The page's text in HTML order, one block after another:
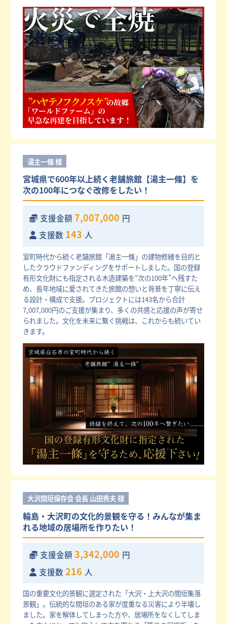
湯主一條 様
宮城県で600年以上続く老舗旅館【湯主一條】を
次の100年につなぐ改修をしたい！
支援金額 7,007,000 円
支援数 143 人
室町時代から続く老舗旅館「湯主一條」の建物修繕を目的と
したクラウドファンディングをサポートしました。国の登録
有形文化財にも指定される木造建築を“次の100年”へ残すた
め、長年地域に愛されてきた旅館の想いと背景を丁寧に伝え
る設計・構成で支援。プロジェクトには143名から合計
7,007,000円のご支援が集まり、多くの共感と応援の声が寄せ
られました。文化を未来に繋ぐ挑戦は、これからも続いてい
きます。
大沢間垣保存会 会長 山田秀夫 様
輪島・大沢町の文化的景観を守る！みんなが集ま
れる地域の居場所を作りたい！
支援金額 3,342,000 円
支援数 216 人
国の重要文化的景観に選定された「大沢・上大沢の間垣集落
景観」。伝統的な間垣のある家が度重なる災害により半壊し
ました。家を解体してしまった方や、居場所をなくしてしま